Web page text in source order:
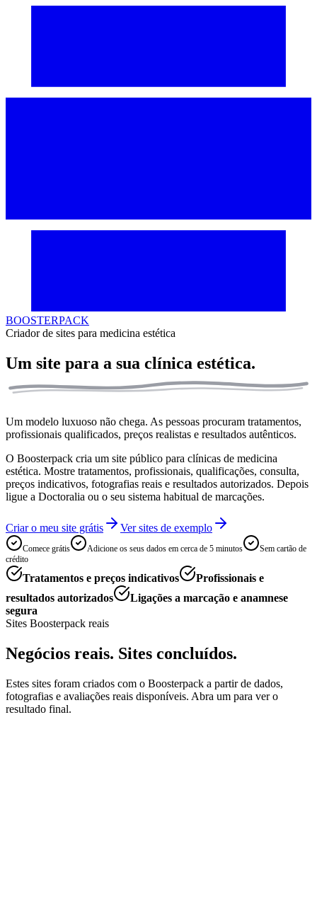
BOOSTERPACK
Criador de sites para medicina estética
Um site para a sua clínica estética.
Um modelo luxuoso não chega. As pessoas procuram tratamentos,
profissionais qualificados, preços realistas e resultados autênticos.
O Boosterpack cria um site público para clínicas de medicina
estética. Mostre tratamentos, profissionais, qualificações, consulta,
preços indicativos, fotografias reais e resultados autorizados. Depois
ligue a Doctoralia ou o seu sistema habitual de marcações.
Criar o meu site grátis Ver sites de exemplo
Comece grátis Adicione os seus dados em cerca de 5 minutos
Sem cartão de
crédito
Tratamentos e preços indicativos
Profissionais e
resultados autorizados
Ligações a marcação e anamnese
segura
Sites Boosterpack reais
Negócios reais. Sites concluídos.
Estes sites foram criados com o Boosterpack a partir de dados,
fotografias e avaliações reais disponíveis. Abra um para ver o
resultado final.